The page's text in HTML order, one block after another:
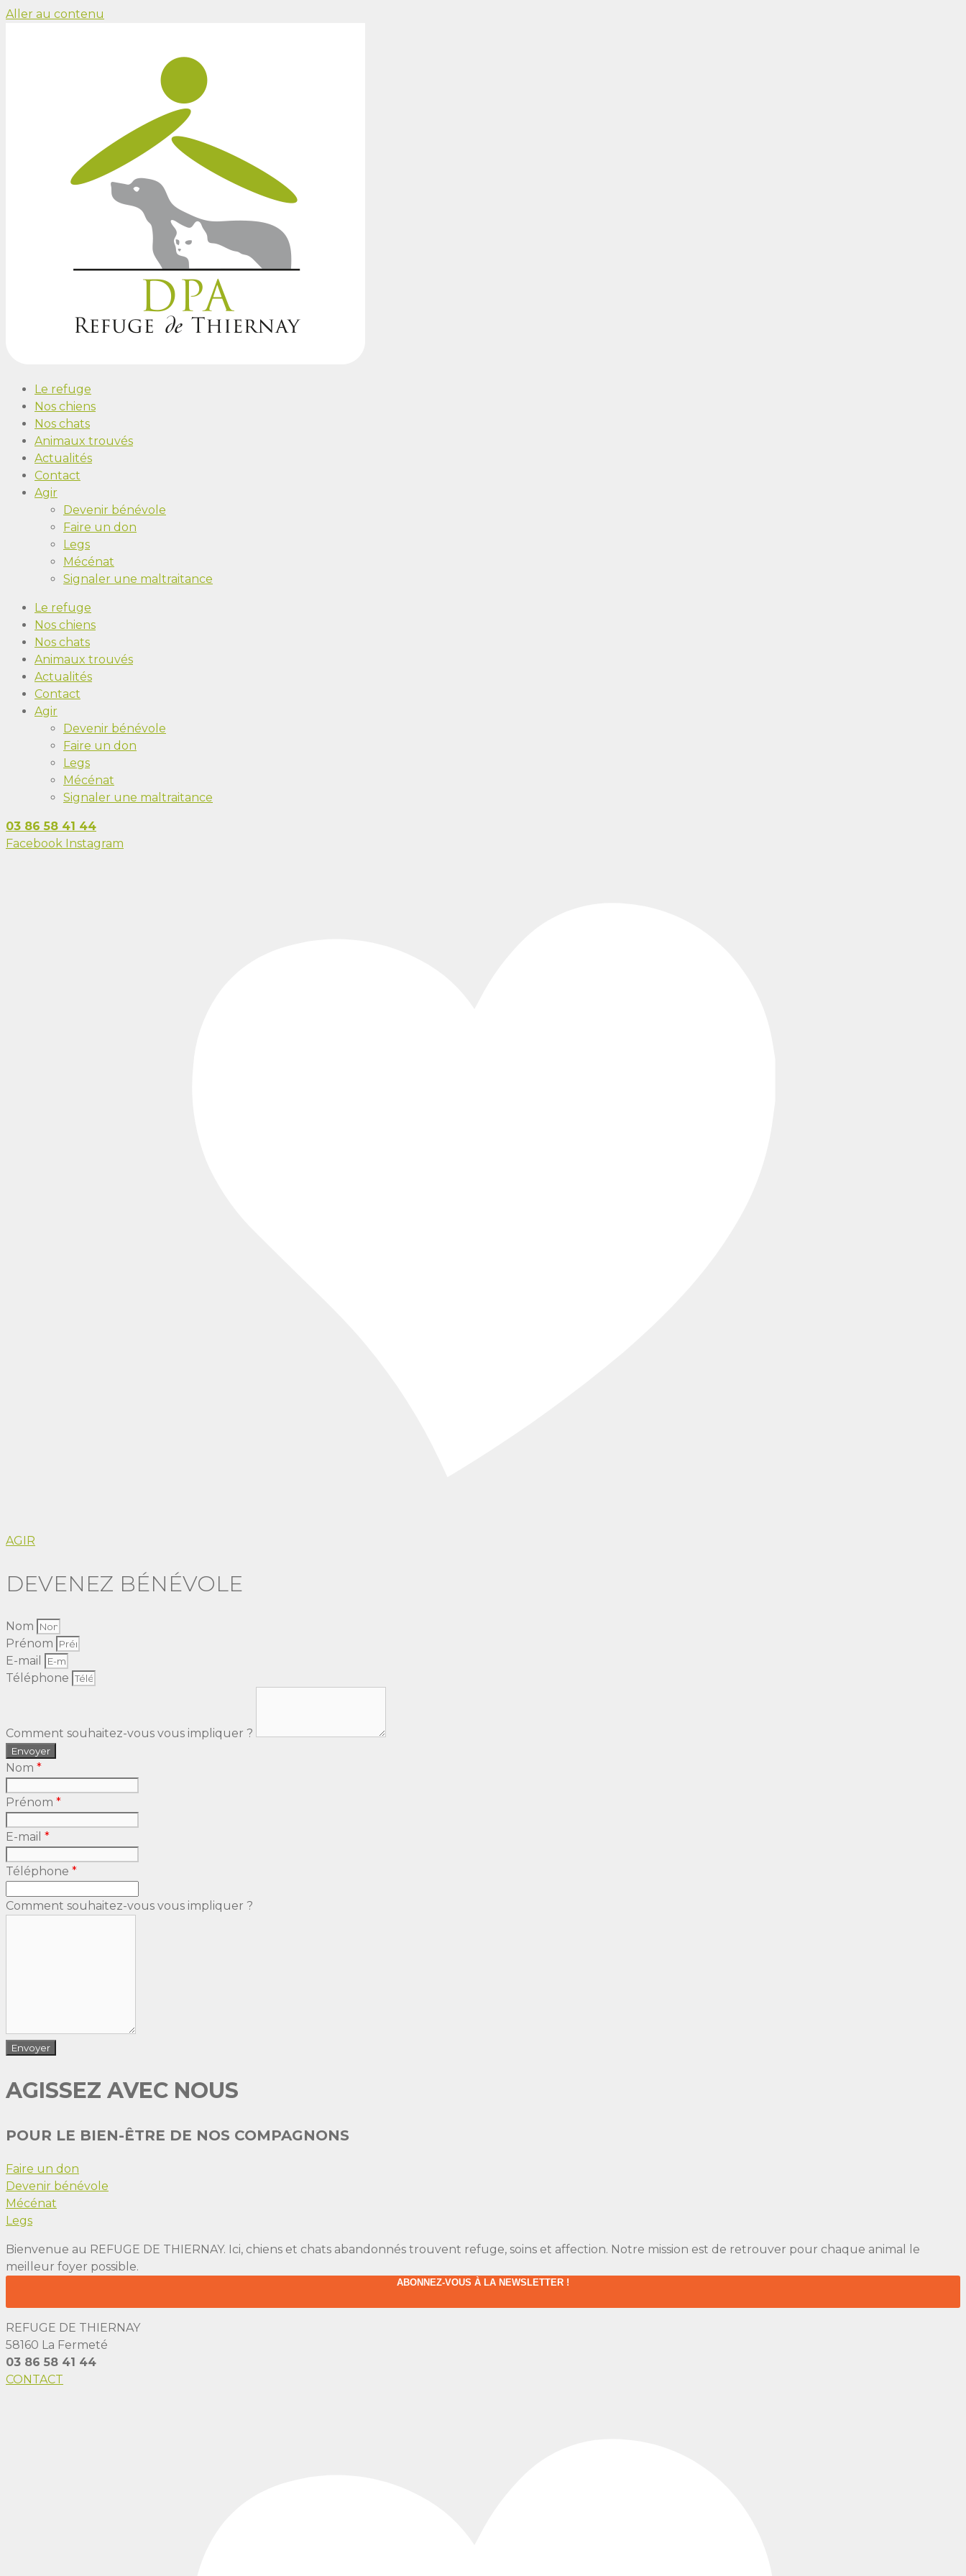
Aller au contenu
Le refuge
Nos chiens
Nos chats
Animaux trouvés
Actualités
Contact
Agir
Devenir bénévole
Faire un don
Legs
Mécénat
Signaler une maltraitance
Le refuge
Nos chiens
Nos chats
Animaux trouvés
Actualités
Contact
Agir
Devenir bénévole
Faire un don
Legs
Mécénat
Signaler une maltraitance
03 86 58 41 44
Facebook Instagram
AGIR
DEVENEZ BÉNÉVOLE
Nom
Prénom
E-mail
Téléphone
Comment souhaitez-vous vous impliquer ?
Envoyer
Nom *
Prénom *
E-mail *
Téléphone *
Comment souhaitez-vous vous impliquer ?
AGISSEZ AVEC NOUS
POUR LE BIEN-ÊTRE DE NOS COMPAGNONS
Faire un don
Devenir bénévole
Mécénat
Legs
Bienvenue au REFUGE DE THIERNAY. Ici, chiens et chats abandonnés trouvent refuge, soins et affection. Notre mission est de retrouver pour chaque animal le
meilleur foyer possible.
ABONNEZ-VOUS À LA NEWSLETTER !
REFUGE DE THIERNAY
58160 La Fermeté
03 86 58 41 44
CONTACT